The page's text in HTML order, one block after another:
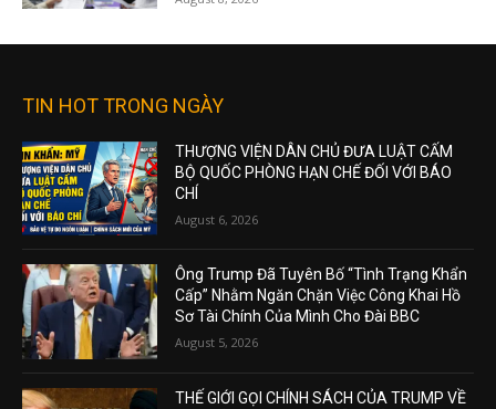
TIN HOT TRONG NGÀY
THƯỢNG VIỆN DÂN CHỦ ĐƯA LUẬT CẤM
BỘ QUỐC PHÒNG HẠN CHẾ ĐỐI VỚI BÁO
CHÍ
August 6, 2026
Ông Trump Đã Tuyên Bố “Tình Trạng Khẩn
Cấp” Nhằm Ngăn Chặn Việc Công Khai Hồ
Sơ Tài Chính Của Mình Cho Đài BBC
August 5, 2026
THẾ GIỚI GỌI CHÍNH SÁCH CỦA TRUMP VỀ